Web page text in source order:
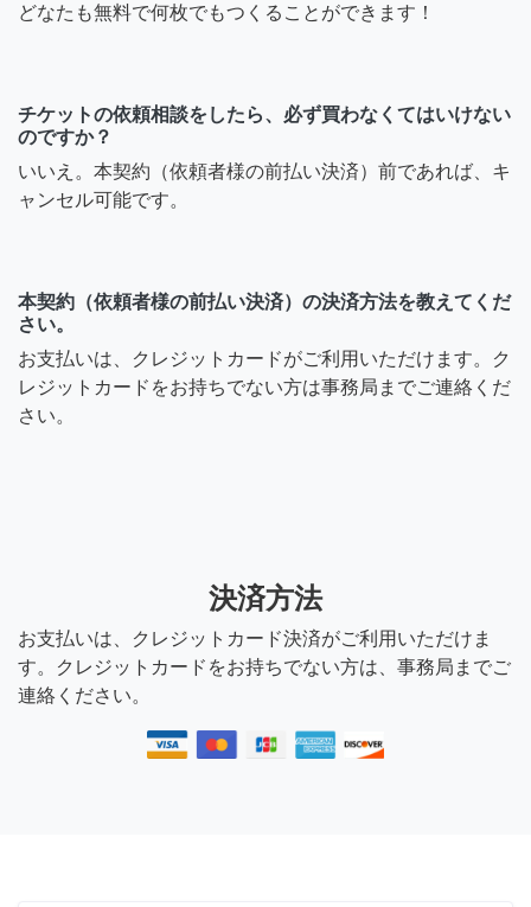
どなたも無料で何枚でもつくることができます！
チケットの依頼相談をしたら、必ず買わなくてはいけない
のですか？
いいえ。本契約（依頼者様の前払い決済）前であれば、キ
ャンセル可能です。
本契約（依頼者様の前払い決済）の決済方法を教えてくだ
さい。
お支払いは、クレジットカードがご利用いただけます。ク
レジットカードをお持ちでない方は事務局までご連絡くだ
さい。
決済方法
お支払いは、クレジットカード決済がご利用いただけま
す。クレジットカードをお持ちでない方は、事務局までご
連絡ください。